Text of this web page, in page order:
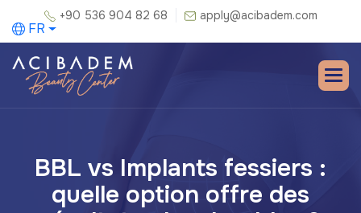
+90 536 904 82 68 apply@acibadem.com
FR
BBL vs Implants fessiers :
quelle option offre des